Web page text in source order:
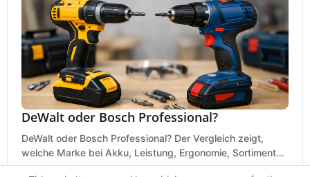
DeWalt oder Bosch Professional?
DeWalt oder Bosch Professional? Der Vergleich zeigt,
welche Marke bei Akku, Leistung, Ergonomie, Sortiment
und Preis besser zu Ihrem Einsatz passt.
21. Mai 2026